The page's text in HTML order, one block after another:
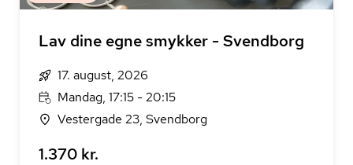
Lav dine egne smykker - Svendborg
17. august, 2026
Mandag, 17:15 - 20:15
Vestergade 23, Svendborg
1.370 kr.